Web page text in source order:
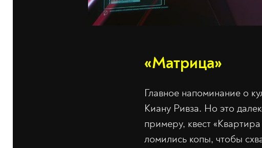
«Матрица»
Главное напоминание о
Киану Ривза. Но это
примеру, квест
ломились копы, чтобы